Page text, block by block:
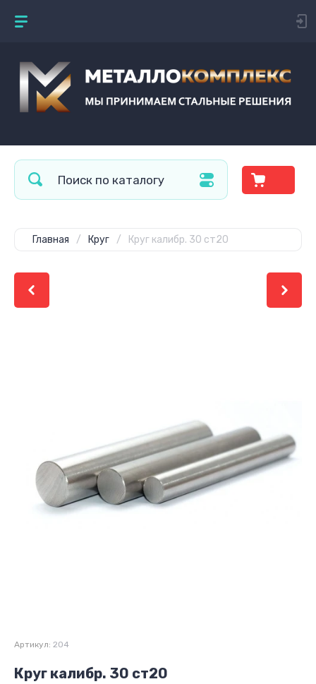
Главная / Круг / Круг калибр. 30 ст20
Артикул: 204
Круг калибр. 30 ст20